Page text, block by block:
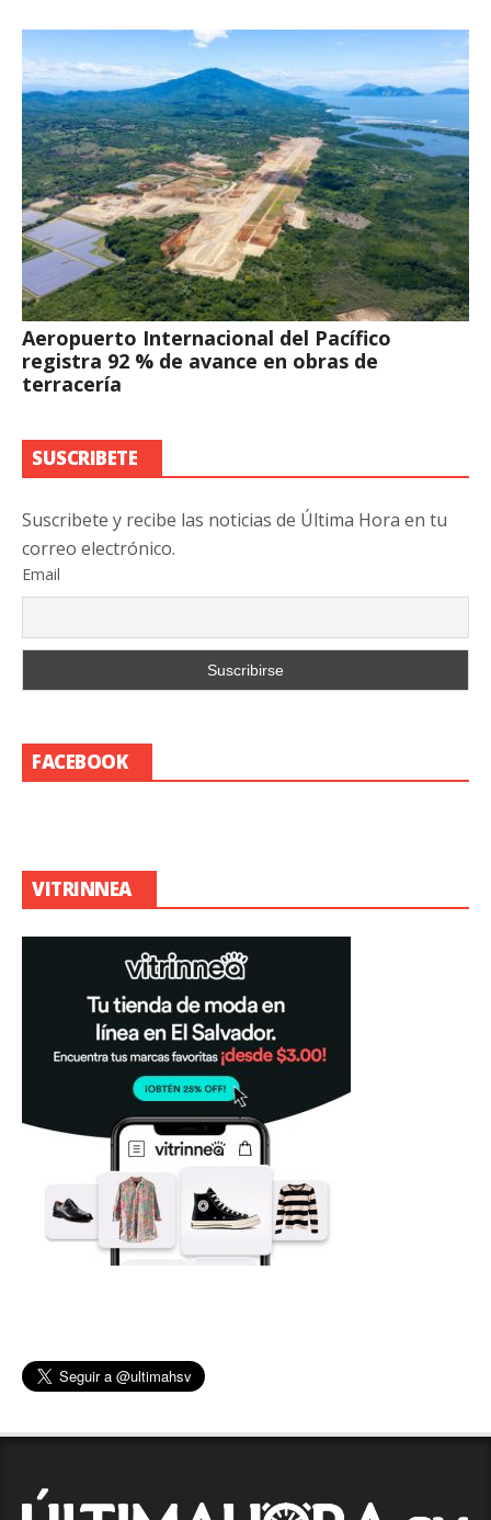
Aeropuerto Internacional del Pacífico
registra 92 % de avance en obras de
terracería
SUSCRIBETE
Suscribete y recibe las noticias de Última Hora en tu
correo electrónico.
Email
FACEBOOK
VITRINNEA